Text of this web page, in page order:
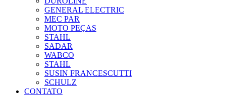
GENERAL ELECTRIC
MEC PAR
MOTO PEÇAS
STAHL
SADAR
WABCO
STAHL
SUSIN FRANCESCUTTI
SCHULZ
CONTATO